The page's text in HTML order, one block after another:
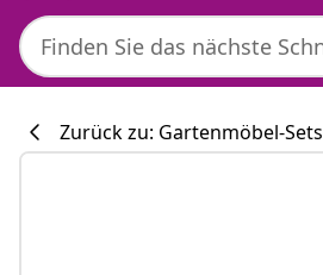
Zurück zu: Gartenmöbel-Sets